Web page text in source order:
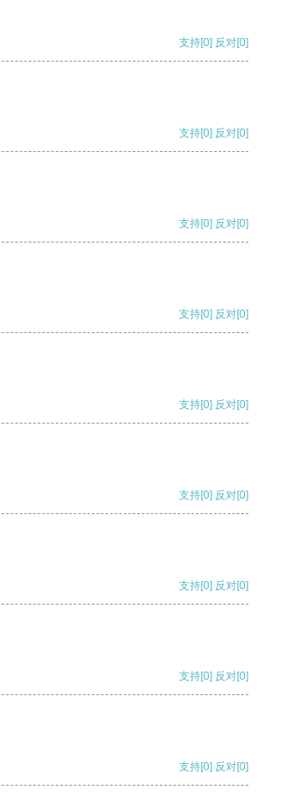
支持[0] 反对[0]
支持[0] 反对[0]
支持[0] 反对[0]
支持[0] 反对[0]
支持[0] 反对[0]
支持[0] 反对[0]
支持[0] 反对[0]
支持[0] 反对[0]
支持[0] 反对[0]